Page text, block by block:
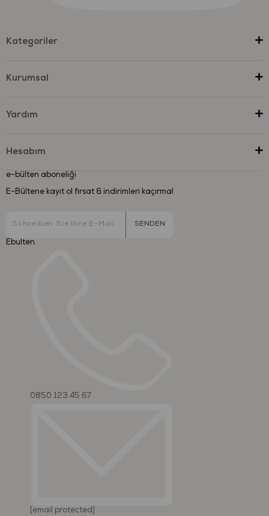
Kategoriler
Kurumsal
Yardım
Hesabım
e-bülten aboneliği
E-Bültene kayıt ol fırsat & indirimleri kaçırma!
SENDEN
Ebulten
0850 123 45 67
[email protected]